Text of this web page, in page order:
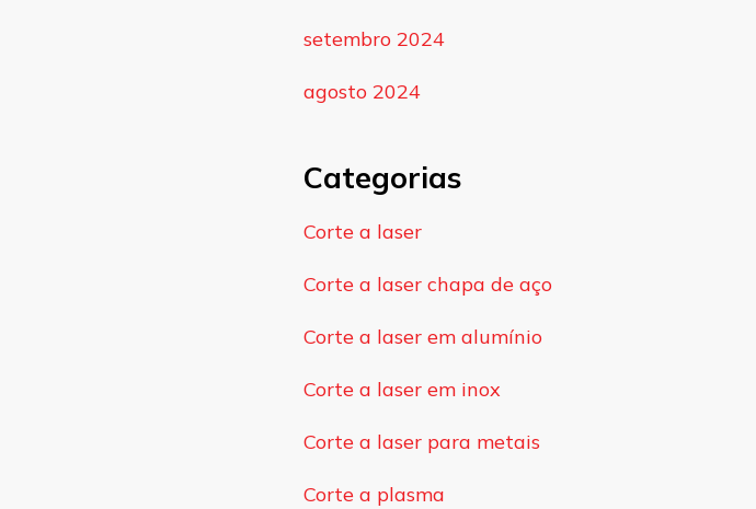
setembro 2024
agosto 2024
Categorias
Corte a laser
Corte a laser chapa de aço
Corte a laser em alumínio
Corte a laser em inox
Corte a laser para metais
Corte a plasma